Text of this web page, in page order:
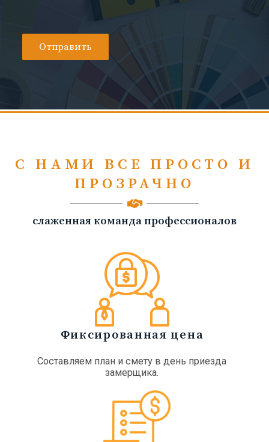
С НАМИ ВСЕ ПРОСТО И
ПРОЗРАЧНО
слаженная команда профессионалов
Фиксированная цена
Составляем план и смету в день приезда
замерщика.